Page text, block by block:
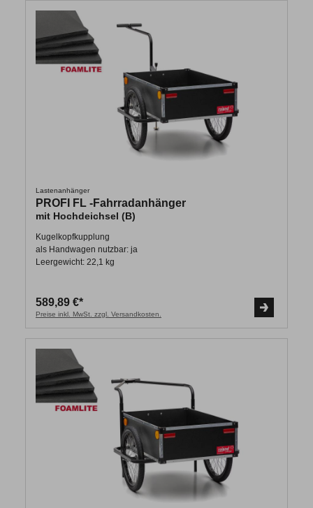
Lastenanhänger
PROFI FL -Fahrradanhänger
mit Hochdeichsel (B)
Kugelkopfkupplung
als Handwagen nutzbar: ja
Leergewicht: 22,1 kg
589,89 €*
Preise inkl. MwSt. zzgl. Versandkosten.